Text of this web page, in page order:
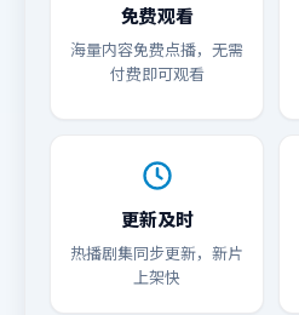
免费观看
海量内容免费点播，无需
付费即可观看
更新及时
热播剧集同步更新，新片
上架快